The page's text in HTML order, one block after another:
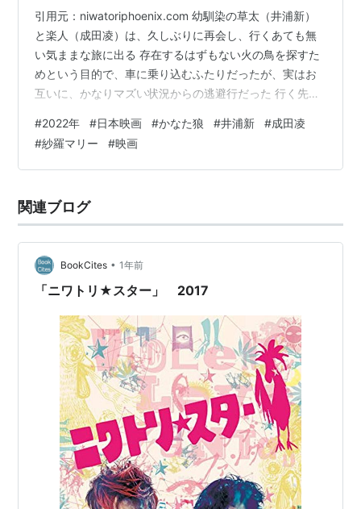
引用元：niwatoriphoenix.com 幼馴染の草太（井浦新）
と楽人（成田凌）は、久しぶりに再会し、行くあても無
い気ままな旅に出る 存在するはずもない火の鳥を探すた
めという目的で、車に乗り込むふたりだったが、実はお
互いに、かなりマズい状況からの逃避行だった 行く先々
人旅を続けている青年、客の来ない映画館の館長など、
怪しい人たちと出会いながら、ふたりのこれまでの人生
がすこしづつ明らかになっていく 100%のロードムービ
チブル 大袈裟な印象で好きな車ではなかったけれど、こ
のシチュエーション…
#2022年 #日本映画 #かなた狼 #井浦新 #成田凌
#紗羅マリー #映画
関連ブログ
BookCites • 1年前
「ニワトリ★スター」 2017